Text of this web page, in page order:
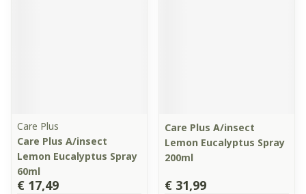
Care Plus
Care Plus A/insect
Lemon Eucalyptus Spray
60ml
€ 17,49
Care Plus A/insect
Lemon Eucalyptus Spray
200ml
€ 31,99